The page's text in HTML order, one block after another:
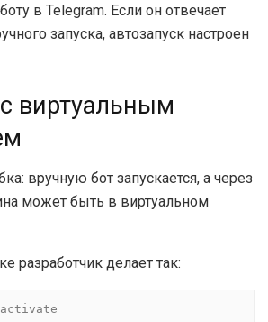
в Telegram. Если он отвечает
запуска, автозапуск настроен
виртуальным
вручную бот запускается, а через
может быть в виртуальном
разработчик делает так: